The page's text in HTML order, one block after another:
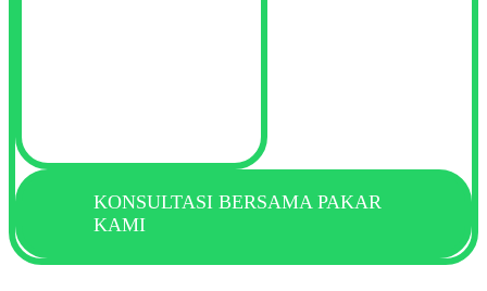
KONSULTASI BERSAMA PAKAR
KAMI